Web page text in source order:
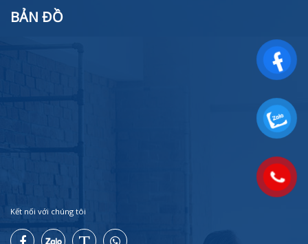
BẢN ĐỒ
Kết nối với chúng tôi